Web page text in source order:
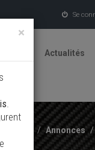
Se
Actualités
/ Annonces /
×
.